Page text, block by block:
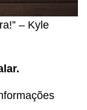
– Kyle